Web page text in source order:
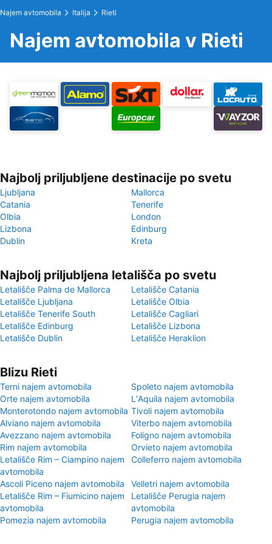
Najem avtomobila Italija Rieti
Najem avtomobila v Rieti
Najbolj priljubljene destinacije po svetu
Ljubljana
Mallorca
Catania
Tenerife
Olbia
London
Lizbona
Edinburg
Dublin
Kreta
Najbolj priljubljena letališča po svetu
Letališče Palma de Mallorca
Letališče Catania
Letališče Ljubljana
Letališče Olbia
Letališče Tenerife South
Letališče Cagliari
Letališče Edinburg
Letališče Lizbona
Letališče Dublin
Letališče Heraklion
Blizu Rieti
Terni najem avtomobila
Spoleto najem avtomobila
Orte najem avtomobila
LʼAquila najem avtomobila
Monterotondo najem avtomobila Tivoli najem avtomobila
Alviano najem avtomobila
Viterbo najem avtomobila
Avezzano najem avtomobila
Foligno najem avtomobila
Rim najem avtomobila
Orvieto najem avtomobila
Letališče Rim – Ciampino najem
avtomobila
Colleferro najem avtomobila
Ascoli Piceno najem avtomobila
Velletri najem avtomobila
Letališče Rim – Fiumicino najem
avtomobila
Letališče Perugia najem
avtomobila
Pomezia najem avtomobila
Perugia najem avtomobila